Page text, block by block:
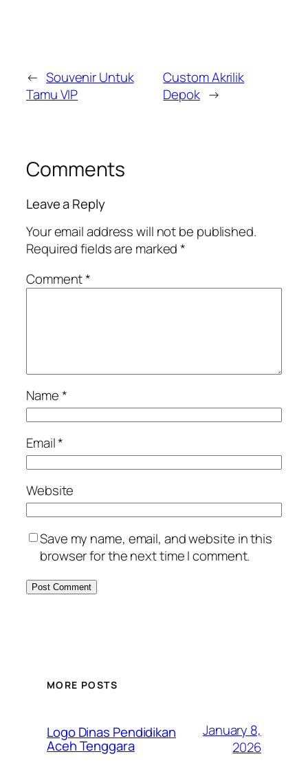
← Souvenir Untuk
Tamu VIP
Custom Akrilik
Depok →
Comments
Leave a Reply
Your email address will not be published.
Required fields are marked*
Comment*
Name*
Email*
Website
Save my name, email, and website in this
browser for the next time I comment.
MORE POSTS
Logo Dinas Pendidikan
Aceh Tenggara
January 8,
2026